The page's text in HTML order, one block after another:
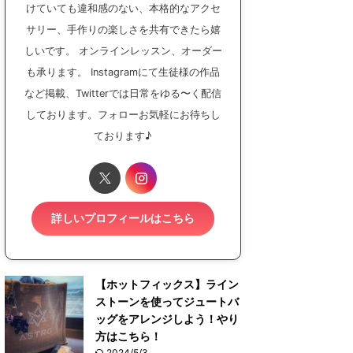
けていても違和感のない、本格的なアクセ
サリー、手作りの楽しさを共有できたら嬉
しいです。 オンラインレッスン、オーダー
も承ります。 Instagramにて生徒様の作品
など掲載、Twitterでは日常をゆる〜く配信
しております。フォローお気軽にお待ちし
ております♪
詳しいプロフィールはこちら
【ホットフィックス】ライン
ストーンを使ってジュートバ
ッグをアレンジしよう！やり
方はこちら！